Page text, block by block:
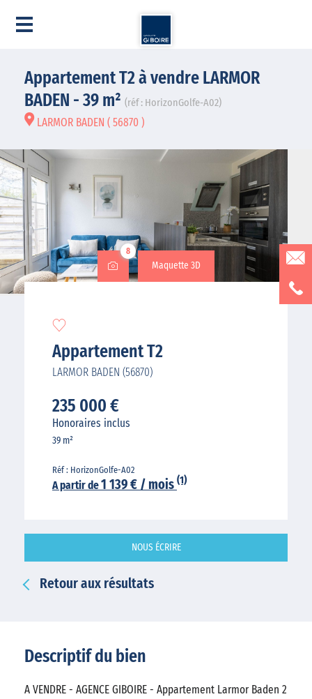
Appartement T2 à vendre LARMOR
BADEN - 39 m² (réf : HorizonGolfe-A02)
LARMOR BADEN ( 56870 )
8
Maquette 3D
Appartement T2
LARMOR BADEN (56870)
235 000 €
Honoraires inclus
39 m²
Réf : HorizonGolfe-A02
A partir de1 139 € / mois (1)
NOUS ÉCRIRE
Retour aux résultats
Descriptif du bien
A VENDRE - AGENCE GIBOIRE - Appartement Larmor Baden 2